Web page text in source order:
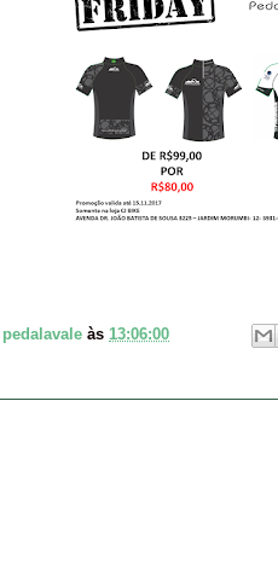
pedalavale às 13:06:00